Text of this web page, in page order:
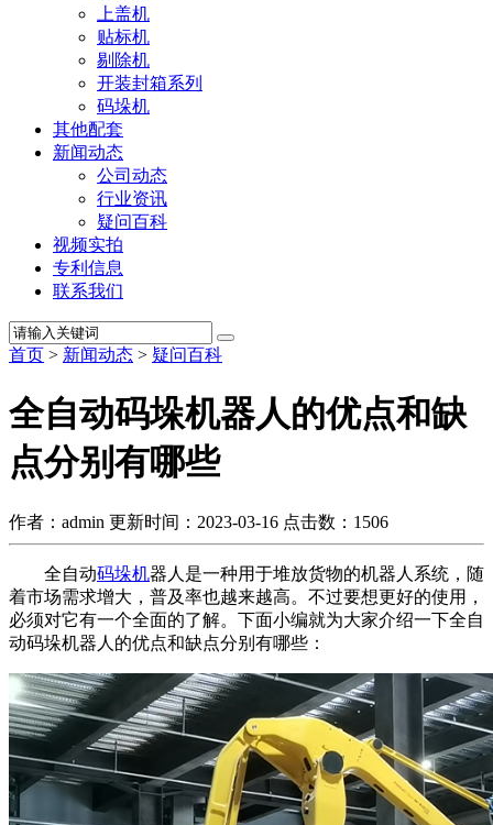
上盖机
贴标机
剔除机
开装封箱系列
码垛机
其他配套
新闻动态
公司动态
行业资讯
疑问百科
视频实拍
专利信息
联系我们
首页 > 新闻动态 > 疑问百科
全自动码垛机器人的优点和缺
点分别有哪些
作者：admin 更新时间：2023-03-16 点击数： 1506
全自动码垛机器人是一种用于堆放货物的机器人系统，随
着市场需求增大，普及率也越来越高。不过要想更好的使用，
必须对它有一个全面的了解。下面小编就为大家介绍一下全自
动码垛机器人的优点和缺点分别有哪些：